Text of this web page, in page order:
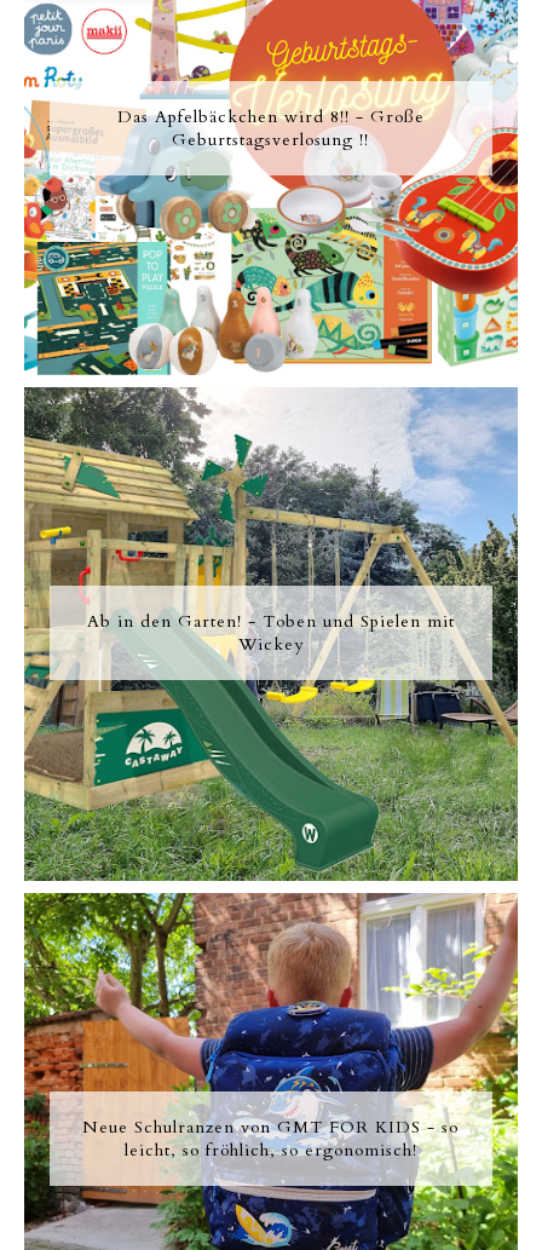
Das Apfelbäckchen wird 8!! - Große
Geburtstagsverlosung !!
Ab in den Garten! - Toben und Spielen mit
Wickey
Neue Schulranzen von GMT FOR KIDS - so
leicht, so fröhlich, so ergonomisch!